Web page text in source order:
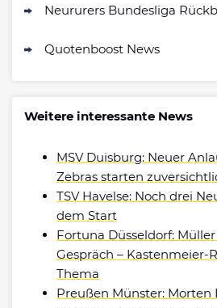
Neururers Bundesliga
Quotenboost News
Weitere interessante News
MSV Duisburg: Neuer
Zebras starten
TSV Havelse: Noch drei
dem Start
Fortuna Düsseldorf:
Gespräch – Kastenmeier-
Thema
Preußen Münster: Morten